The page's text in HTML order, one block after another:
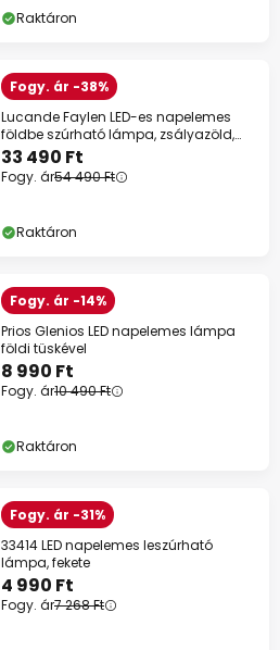
Raktáron
Fogy. ár -38%
Lucande Faylen LED-es napelemes
földbe szúrható lámpa, zsályazöld,
IP65
33 490 Ft
Fogy. ár54 490 Ft
Raktáron
Fogy. ár -14%
Prios Glenios LED napelemes lámpa
földi tüskével
8 990 Ft
Fogy. ár10 490 Ft
Raktáron
Fogy. ár -31%
33414 LED napelemes leszúrható
lámpa, fekete
4 990 Ft
Fogy. ár7 268 Ft